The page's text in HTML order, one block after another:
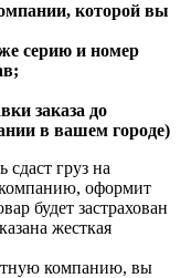
которой вы
серию и номер
заказа до
в вашем городе)
груз на
оформит
будет застрахован
жесткая
компанию, вы